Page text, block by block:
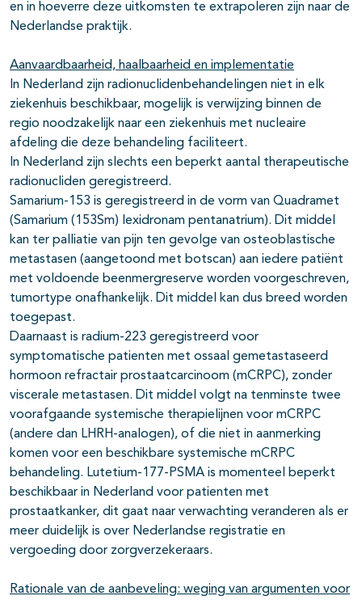
en in hoeverre deze uitkomsten te extrapoleren zijn naar de
Nederlandse praktijk.
Aanvaardbaarheid, haalbaarheid en implementatie
In Nederland zijn radionuclidenbehandelingen niet in elk
ziekenhuis beschikbaar, mogelijk is verwijzing binnen de
regio noodzakelijk naar een ziekenhuis met nucleaire
afdeling die deze behandeling faciliteert.
In Nederland zijn slechts een beperkt aantal therapeutische
radionucliden geregistreerd.
Samarium-153 is geregistreerd in de vorm van Quadramet
(Samarium (153Sm) lexidronam pentanatrium). Dit middel
kan ter palliatie van pijn ten gevolge van osteoblastische
metastasen (aangetoond met botscan) aan iedere patiënt
met voldoende beenmergreserve worden voorgeschreven,
tumortype onafhankelijk. Dit middel kan dus breed worden
toegepast.
Daarnaast is radium-223 geregistreerd voor
symptomatische patienten met ossaal gemetastaseerd
hormoon refractair prostaatcarcinoom (mCRPC), zonder
viscerale metastasen. Dit middel volgt na tenminste twee
voorafgaande systemische therapielijnen voor mCRPC
(andere dan LHRH-analogen), of die niet in aanmerking
komen voor een beschikbare systemische mCRPC
behandeling. Lutetium-177-PSMA is momenteel beperkt
beschikbaar in Nederland voor patienten met
prostaatkanker, dit gaat naar verwachting veranderen als er
meer duidelijk is over Nederlandse registratie en
vergoeding door zorgverzekeraars.
Rationale van de aanbeveling: weging van argumenten voor